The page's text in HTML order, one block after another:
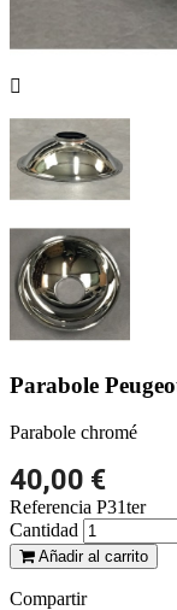

Parabole
Parabole chromé
40,00 €
Referencia P31ter
Cantidad
Añadir al carrito
Compartir